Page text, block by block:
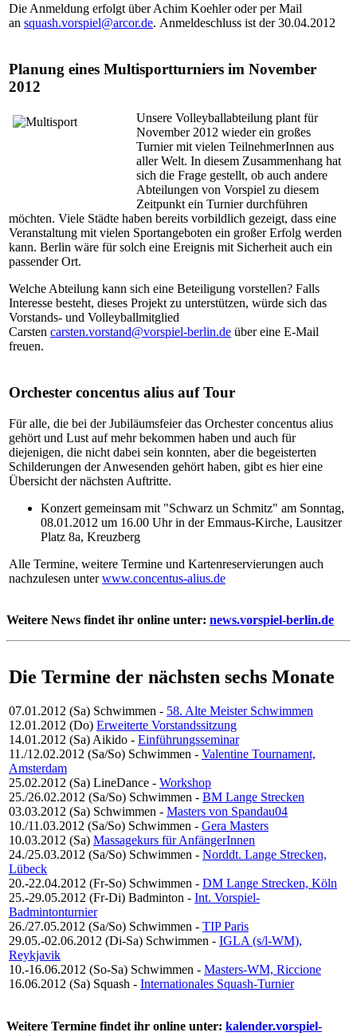
Die Anmeldung erfolgt über Achim Koehler oder per Mail
an squash.vorspiel@arcor.de. Anmeldeschluss ist der 30.04.2012
Planung eines Multisportturniers im November
2012
Unsere Volleyballabteilung plant für
November 2012 wieder ein großes
Turnier mit vielen TeilnehmerInnen aus
aller Welt. In diesem Zusammenhang hat
sich die Frage gestellt, ob auch andere
Abteilungen von Vorspiel zu diesem
Zeitpunkt ein Turnier durchführen
möchten. Viele Städte haben bereits vorbildlich gezeigt, dass eine
Veranstaltung mit vielen Sportangeboten ein großer Erfolg werden
kann. Berlin wäre für solch eine Ereignis mit Sicherheit auch ein
passender Ort.
Welche Abteilung kann sich eine Beteiligung vorstellen? Falls
Interesse besteht, dieses Projekt zu unterstützen, würde sich das
Vorstands- und Volleyballmitglied
Carsten carsten.vorstand@vorspiel-berlin.de über eine E-Mail
freuen.
Orchester concentus alius auf Tour
Für alle, die bei der Jubiläumsfeier das Orchester concentus alius
gehört und Lust auf mehr bekommen haben und auch für
diejenigen, die nicht dabei sein konnten, aber die begeisterten
Schilderungen der Anwesenden gehört haben, gibt es hier eine
Übersicht der nächsten Auftritte.
Konzert gemeinsam mit "Schwarz un Schmitz" am Sonntag,
08.01.2012 um 16.00 Uhr in der Emmaus-Kirche, Lausitzer
Platz 8a, Kreuzberg
Alle Termine, weitere Termine und Kartenreservierungen auch
nachzulesen unterwww.concentus-alius.de
Weitere News findet ihr online unter: news.vorspiel-berlin.de
Die Termine der nächsten sechs Monate
07.01.2012 (Sa) Schwimmen - 58. Alte Meister Schwimmen
12.01.2012 (Do) Erweiterte Vorstandssitzung
14.01.2012 (Sa) Aikido - Einführungsseminar
11./12.02.2012 (Sa/So) Schwimmen - Valentine Tournament,
Amsterdam
25.02.2012 (Sa) LineDance - Workshop
25./26.02.2012 (Sa/So) Schwimmen - BM Lange Strecken
03.03.2012 (Sa) Schwimmen - Masters von Spandau04
10./11.03.2012 (Sa/So) Schwimmen - Gera Masters
10.03.2012 (Sa) Massagekurs für AnfängerInnen
24./25.03.2012 (Sa/So) Schwimmen - Norddt. Lange Strecken,
Lübeck
20.-22.04.2012 (Fr-So) Schwimmen - DM Lange Strecken, Köln
25.-29.05.2012 (Fr-Di) Badminton - Int. Vorspiel-
Badmintonturnier
26./27.05.2012 (Sa/So) Schwimmen - TIP Paris
29.05.-02.06.2012 (Di-Sa) Schwimmen - IGLA (s/l-WM),
Reykjavik
10.-16.06.2012 (So-Sa) Schwimmen - Masters-WM, Riccione
16.06.2012 (Sa) Squash - Internationales Squash-Turnier
Weitere Termine findet ihr online unter: kalender.vorspiel-